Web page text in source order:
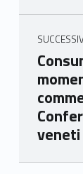
veneti
Skip back to main navigation